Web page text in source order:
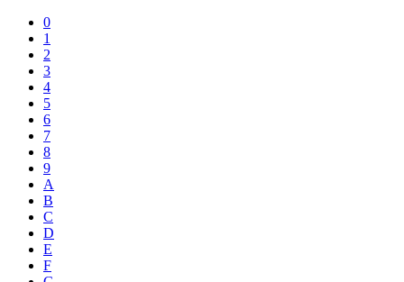
0
1
2
3
4
5
6
7
8
9
A
B
C
D
E
F